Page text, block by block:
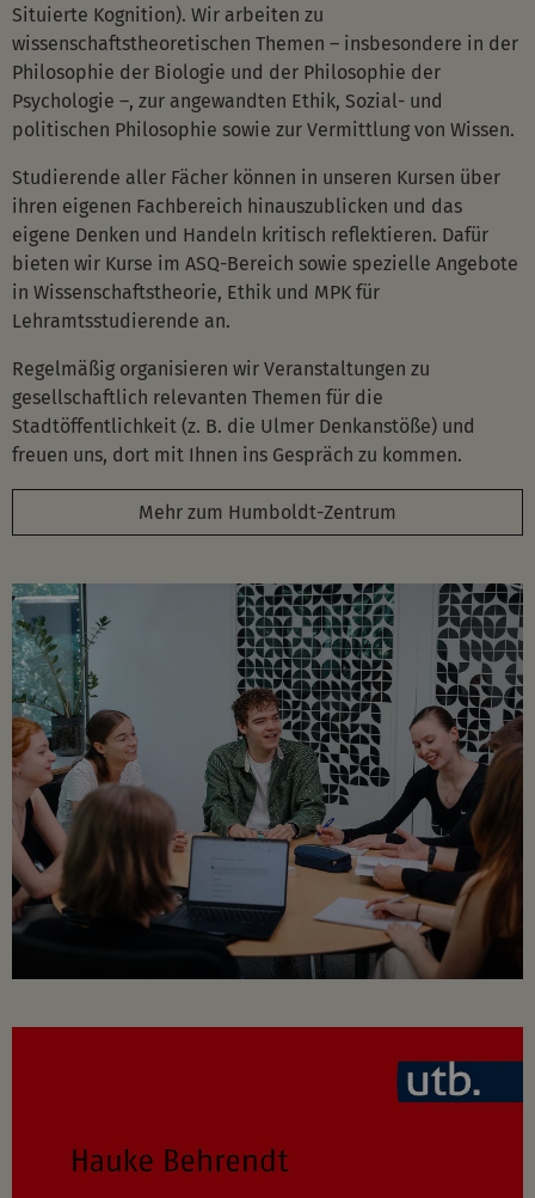
Situierte Kognition). Wir arbeiten zu
wissenschaftstheoretischen Themen – insbesondere in der
Philosophie der Biologie und der Philosophie der
Psychologie –, zur angewandten Ethik, Sozial- und
politischen Philosophie sowie zur Vermittlung von Wissen.
Studierende aller Fächer können in unseren Kursen über
ihren eigenen Fachbereich hinauszublicken und das
eigene Denken und Handeln kritisch reflektieren. Dafür
bieten wir Kurse im ASQ-Bereich sowie spezielle Angebote
in Wissenschaftstheorie, Ethik und MPK für
Lehramtsstudierende an.
Regelmäßig organisieren wir Veranstaltungen zu
gesellschaftlich relevanten Themen für die
Stadtöffentlichkeit (z. B. die Ulmer Denkanstöße) und
freuen uns, dort mit Ihnen ins Gespräch zu kommen.
Mehr zum Humboldt-Zentrum